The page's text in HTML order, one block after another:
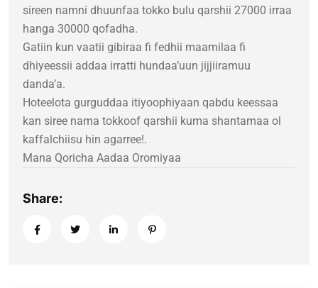
sireen namni dhuunfaa tokko bulu qarshii 27000 irraa
hanga 30000 qofadha.
Gatiin kun vaatii gibiraa fi fedhii maamilaa fi
dhiyeessii addaa irratti hundaa’uun jijjiiramuu
danda’a.
Hoteelota gurguddaa itiyoophiyaan qabdu keessaa
kan siree nama tokkoof qarshii kuma shantamaa ol
kaffalchiisu hin agarree!.
Mana Qoricha Aadaa Oromiyaa
Share: